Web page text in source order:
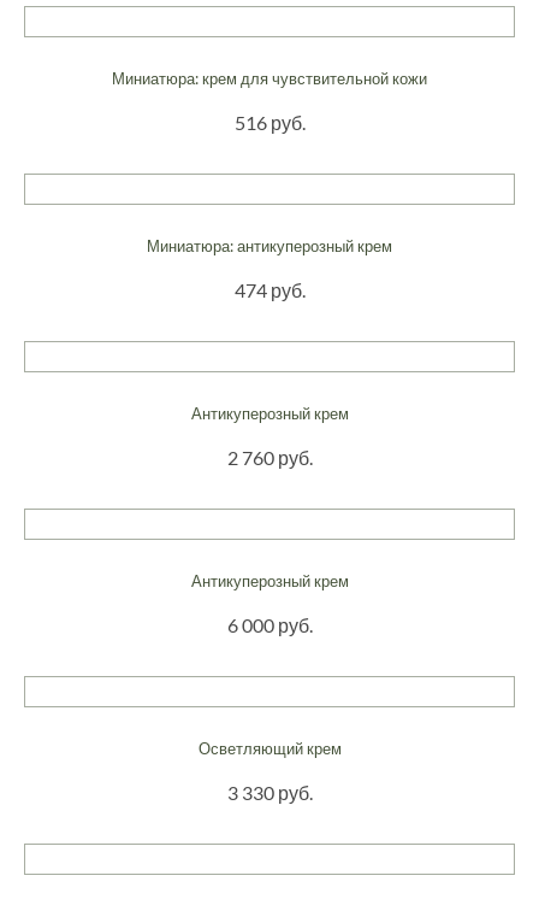
Миниатюра: крем для чувствительной кожи
516 руб.
Миниатюра: антикуперозный крем
474 руб.
Антикуперозный крем
2 760 руб.
Антикуперозный крем
6 000 руб.
Осветляющий крем
3 330 руб.